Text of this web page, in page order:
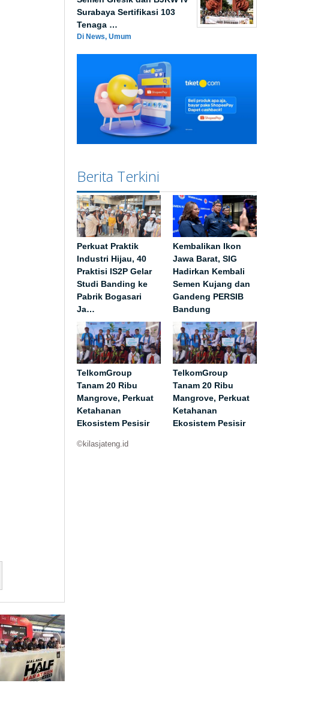
Surabaya Sertifikasi 103
Tenaga …
Di News, Umum
Berita Terkini
Perkuat Praktik
Industri Hijau, 40
Praktisi IS2P Gelar
Studi Banding ke
Pabrik Bogasari
Ja…
Kembalikan Ikon
Jawa Barat, SIG
Hadirkan Kembali
Semen Kujang dan
Gandeng PERSIB
Bandung
TelkomGroup
Tanam 20 Ribu
Mangrove, Perkuat
Ketahanan
Ekosistem Pesisir
TelkomGroup
Tanam 20 Ribu
Mangrove, Perkuat
Ketahanan
Ekosistem Pesisir
©kilasjateng.id